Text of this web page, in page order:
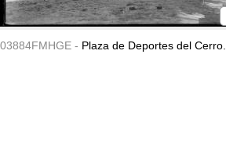
03884FMHGE - Plaza de Deportes del Cerro.